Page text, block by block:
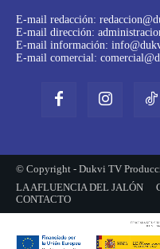
E-mail redacción:
E-mail dirección:
E-mail información:
E-mail comercial:
© Copyright - Dukvi TV
LA AFLUENCIA DEL JALÓN
CONTACTO